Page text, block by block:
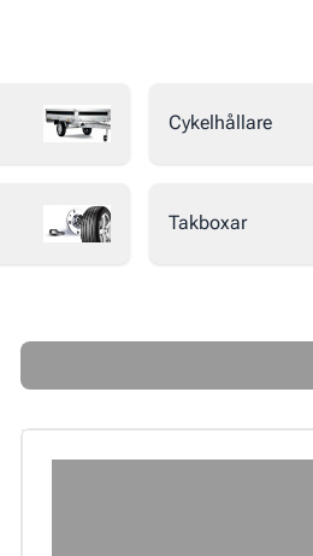
Cykelhållare
Takboxar